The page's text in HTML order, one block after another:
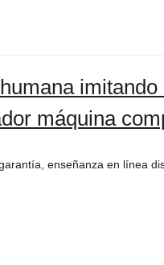
máquina
enseñanza en línea